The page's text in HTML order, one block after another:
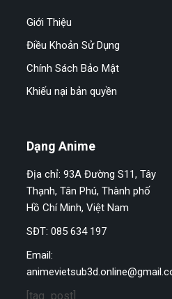
Giới Thiệu
Điều Khoản Sử Dụng
Chính Sách Bảo Mật
Khiếu nại bản quyền
Dạng Anime
Địa chỉ: 93A Đường S11, Tây
Thạnh, Tân Phú, Thành phố
Hồ Chí Minh, Việt Nam
SĐT: 085 634 197
Email:
[tag_post]